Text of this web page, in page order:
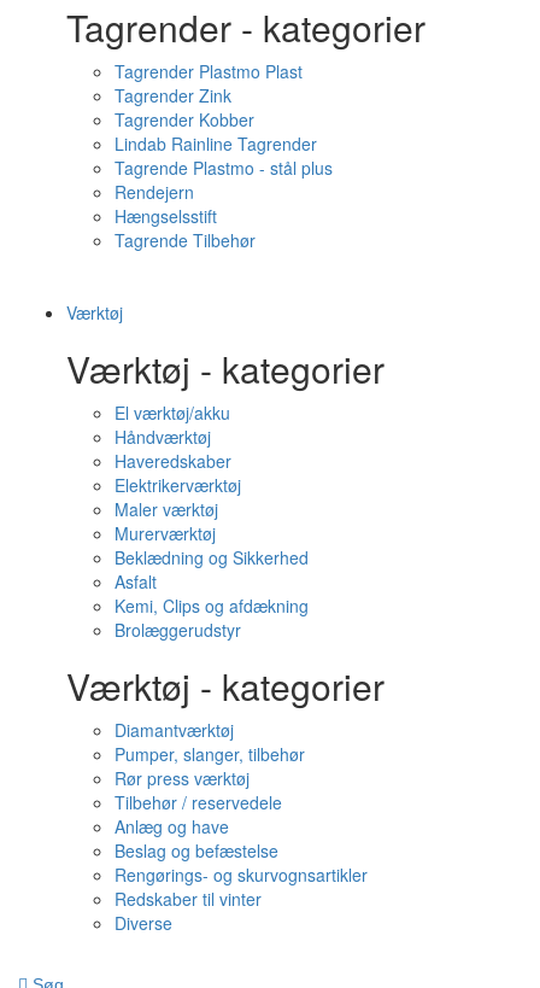
Tagrender - kategorier
Tagrender Plastmo Plast
Tagrender Zink
Tagrender Kobber
Lindab Rainline Tagrender
Tagrende Plastmo - stål plus
Rendejern
Hængselsstift
Tagrende Tilbehør
Værktøj
Værktøj - kategorier
El værktøj/akku
Håndværktøj
Haveredskaber
Elektrikerværktøj
Maler værktøj
Murerværktøj
Beklædning og Sikkerhed
Asfalt
Kemi, Clips og afdækning
Brolæggerudstyr
Værktøj - kategorier
Diamantværktøj
Pumper, slanger, tilbehør
Rør press værktøj
Tilbehør / reservedele
Anlæg og have
Beslag og befæstelse
Rengørings- og skurvognsartikler
Redskaber til vinter
Diverse